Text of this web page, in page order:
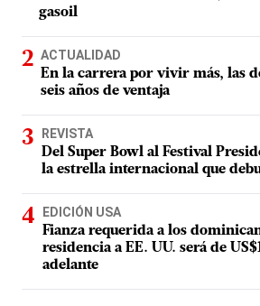
gasoil
ACTUALIDAD
En la carrera por vivir más, las
seis años de ventaja
REVISTA
Del Super Bowl al Festival
la estrella internacional que
EDICIÓN USA
Fianza requerida a los
residencia a EE. UU. será de
adelante